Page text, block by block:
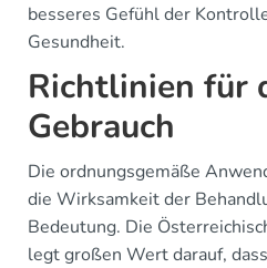
besseres Gefühl der
Gesundheit.
Richtlinien für
Gebrauch
Die ordnungsgemäße
die Wirksamkeit der
Bedeutung. Die
legt großen Wert darauf,